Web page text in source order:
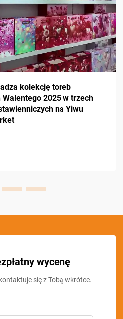
kolekcję toreb
2025 w trzech
na Yiwu
wycenę
się z Tobą wkrótce.